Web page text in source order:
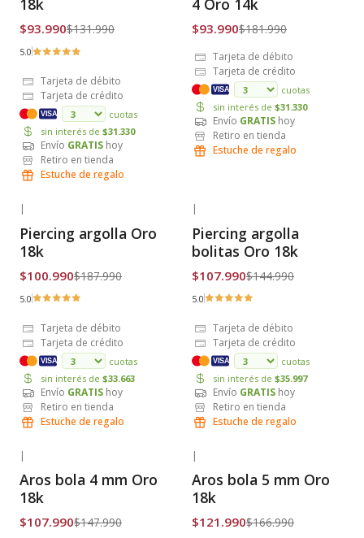
$93.990$131.990
5.0
Tarjeta de débito
Tarjeta de crédito
VISA
cuotas
sin interés de $31.330
Envío GRATIS hoy
Retiro en tienda
Estuche de regalo
$93.990$181.990
Tarjeta de débito
Tarjeta de crédito
VISA
cuotas
sin interés de $31.330
Envío GRATIS hoy
Retiro en tienda
Estuche de regalo
Envío Gratis
|
Piercing argolla Oro
18k
$100.990$187.990
5.0
Tarjeta de débito
Tarjeta de crédito
VISA
cuotas
sin interés de $33.663
Envío GRATIS hoy
Retiro en tienda
Estuche de regalo
Envío Gratis
|
Piercing argolla
bolitas Oro 18k
$107.990$144.990
5.0
Tarjeta de débito
Tarjeta de crédito
VISA
cuotas
sin interés de $35.997
Envío GRATIS hoy
Retiro en tienda
Estuche de regalo
Envío Gratis
|
Aros bola 4 mm Oro
18k
$107.990$147.990
Envío Gratis
|
Aros bola 5 mm Oro
18k
$121.990$166.990